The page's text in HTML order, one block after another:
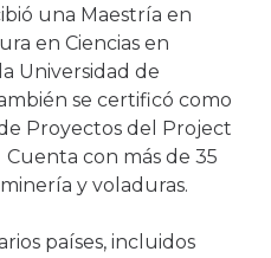
una Maestría en
en Ciencias en
Universidad de
se certificó como
Proyectos del Project
con más de 35
y voladuras.
países, incluidos